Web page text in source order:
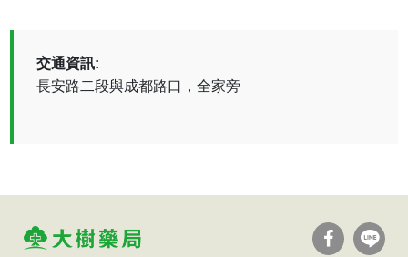
交通資訊:
長安路二段與成都路口，全家旁